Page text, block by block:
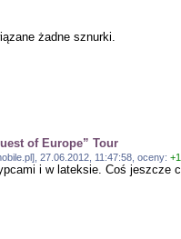
żadne sznurki.
of Europe” Tour
27.06.2012, 11:47:58, oceny:
i w lateksie. Coś jeszcze